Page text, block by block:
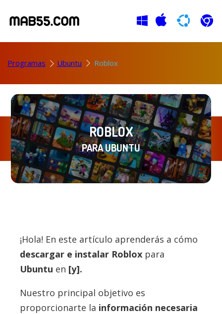
Programas Ubuntu Roblox
ROBLOX
PARA UBUNTU
¡Hola! En este artículo aprenderás a cómo
descargar e instalar Roblox para
Ubuntu en [y].
Nuestro principal objetivo es
proporcionarte la información necesaria